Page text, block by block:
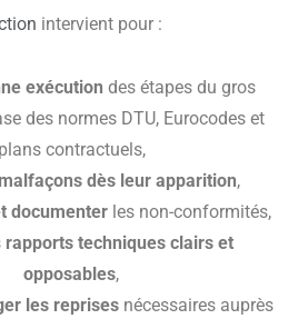
intervient pour :
exécution des étapes du gros
des normes DTU, Eurocodes et
plans contractuels,
malfaçons dès leur apparition,
documenterles non-conformités,
rapports techniques clairs et
opposables,
les reprises nécessaires auprès